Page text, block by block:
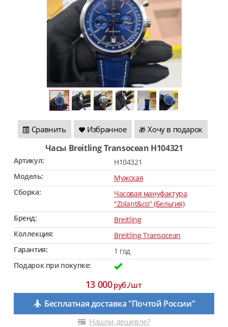
Сравнить Избранное 🎁 Хочу в подарок
Часы Breitling Transocean H104321
Артикул:
H104321
Модель:
Мужская
Сборка:
Часовая мануфактура
"Zolant&co" (Бельгия)
Бренд:
Breitling
Коллекция:
Breitling Transocean
Гарантия:
1 год
Подарок при покупке:
13 000руб./шт
Бесплатная доставка "Почтой России"
Нашли дешевле?